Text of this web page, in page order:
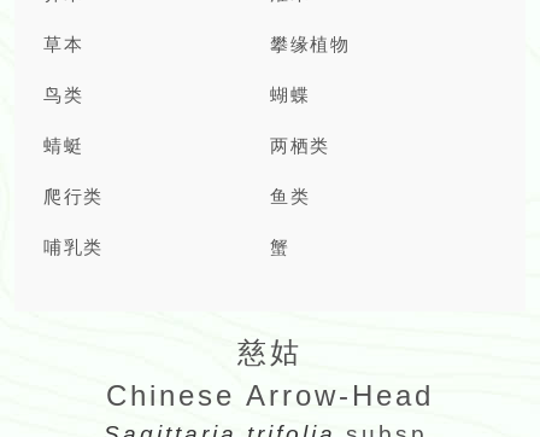
草本 攀缘植物
鸟类 蝴蝶
蜻蜓 两栖类
爬行类 鱼类
哺乳类 蟹
慈姑
Chinese Arrow-Head